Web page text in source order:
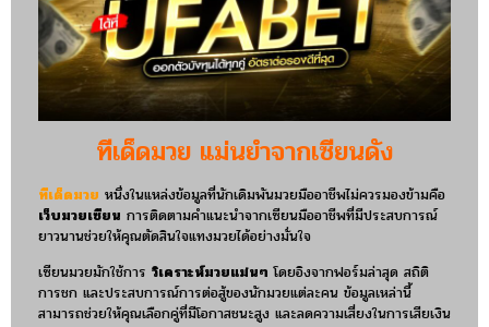
ทีเด็ดมวย แม่นยำจากเซียนดัง
ทีเด็ดมวย หนึ่งในแหล่งข้อมูลที่นักเดิมพันมวยมืออาชีพไม่ควรมองข้ามคือ
เว็บมวยเซียน การติดตามคำแนะนำจากเซียนมืออาชีพที่มีประสบการณ์
ยาวนานช่วยให้คุณตัดสินใจแทงมวยได้อย่างมั่นใจ
เซียนมวยมักใช้การ วิเคราะห์มวยแม่นๆ โดยอิงจากฟอร์มล่าสุด สถิติ
การชก และประสบการณ์การต่อสู้ของนักมวยแต่ละคน ข้อมูลเหล่านี้
สามารถช่วยให้คุณเลือกคู่ที่มีโอกาสชนะสูง และลดความเสี่ยงในการเสียเงิน